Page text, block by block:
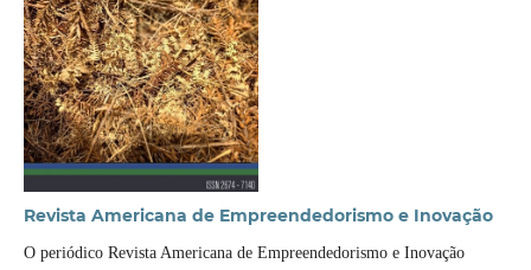
Revista Americana de Empreendedorismo e Inovação
O periódico Revista Americana de Empreendedorismo e Inovação